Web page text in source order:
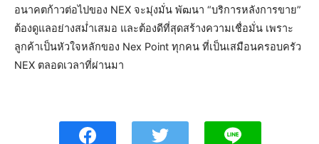
อนาคตก้าวต่อไปของ NEX จะมุ่งมั่น พัฒนา “บริการหลังการขาย”
ต้องดูแลอย่างสม่ำเสมอ และต้องดีที่สุดสร้างความเชื่อมั่น เพราะ
ลูกค้าเป็นหัวใจหลักของ Nex Point ทุกคน ที่เป็นเสมือนครอบครัว
NEX ตลอดเวลาที่ผ่านมา